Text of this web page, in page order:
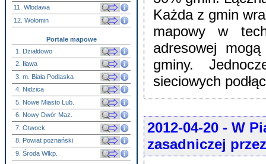
11. Włodawa
12. Wołomin
Portale mapowe
1. Działdowo
2. Iława
3. m. Biała Podlaska
4. Nidzica
5. Nowe Miasto Lub.
6. Nowy Dwór Maz.
7. Otwock
8. Powiat poznański
9. Środa Wlkp.
Każda z gmin
mapowy w
adresowej
gminy.
sieciowych
2012-04-20 - W
zasadniczej